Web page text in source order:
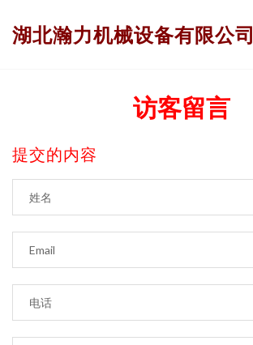
湖北瀚力机械设备有限公司
访客留言
提交的内容